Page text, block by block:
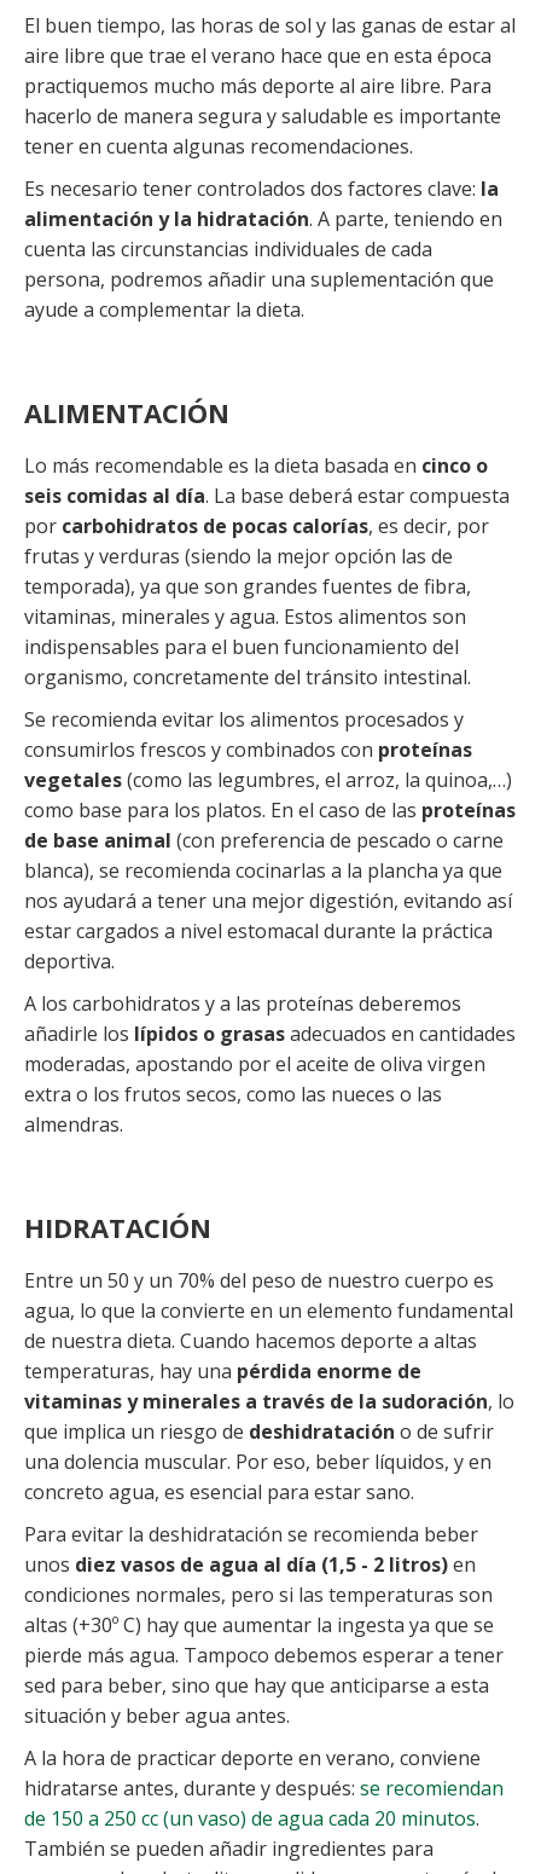
El buen tiempo, las horas de sol y las ganas de estar al
aire libre que trae el verano hace que en esta época
practiquemos mucho más deporte al aire libre. Para
hacerlo de manera segura y saludable es importante
tener en cuenta algunas recomendaciones.
Es necesario tener controlados dos factores clave: la
alimentación y la hidratación. A parte, teniendo en
cuenta las circunstancias individuales de cada
persona, podremos añadir una suplementación que
ayude a complementar la dieta.
ALIMENTACIÓN
Lo más recomendable es la dieta basada en cinco o
seis comidas al día. La base deberá estar compuesta
por carbohidratos de pocas calorías, es decir, por
frutas y verduras (siendo la mejor opción las de
temporada), ya que son grandes fuentes de fibra,
vitaminas, minerales y agua. Estos alimentos son
indispensables para el buen funcionamiento del
organismo, concretamente del tránsito intestinal.
Se recomienda evitar los alimentos procesados y
consumirlos frescos y combinados con proteínas
vegetales(como las legumbres, el arroz, la quinoa,…)
como base para los platos. En el caso de las proteínas
de base animal (con preferencia de pescado o carne
blanca), se recomienda cocinarlas a la plancha ya que
nos ayudará a tener una mejor digestión, evitando así
estar cargados a nivel estomacal durante la práctica
deportiva.
A los carbohidratos y a las proteínas deberemos
añadirle los lípidos o grasasadecuados en cantidades
moderadas, apostando por el aceite de oliva virgen
extra o los frutos secos, como las nueces o las
almendras.
HIDRATACIÓN
Entre un 50 y un 70% del peso de nuestro cuerpo es
agua, lo que la convierte en un elemento fundamental
de nuestra dieta. Cuando hacemos deporte a altas
temperaturas, hay una pérdida enorme de
vitaminas y minerales a través de la sudoración, lo
que implica un riesgo de deshidratación o de sufrir
una dolencia muscular. Por eso, beber líquidos, y en
concreto agua, es esencial para estar sano.
Para evitar la deshidratación se recomienda beber
unos diez vasos de agua al día (1,5 - 2 litros)en
condiciones normales, pero si las temperaturas son
altas (+30º C) hay que aumentar la ingesta ya que se
pierde más agua. Tampoco debemos esperar a tener
sed para beber, sino que hay que anticiparse a esta
situación y beber agua antes.
A la hora de practicar deporte en verano, conviene
hidratarse antes, durante y después: se recomiendan
de 150 a 250 cc (un vaso) de agua cada 20 minutos.
También se pueden añadir ingredientes para